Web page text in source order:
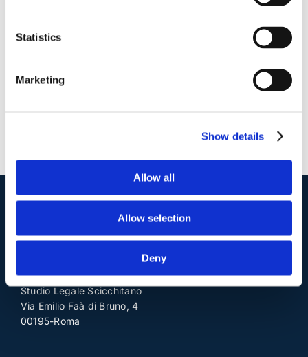
Statistics
Marketing
Show details
Allow all
Allow selection
Deny
Continua a leggere
I nostri contatti.
Indirizzo postale unificato.
Studio Legale Scicchitano
Via Emilio Faà di Bruno, 4
00195-Roma